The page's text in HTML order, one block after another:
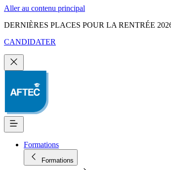
Aller au contenu principal
DERNIÈRES PLACES POUR LA RENTRÉE
CANDIDATER
Formations
Formations